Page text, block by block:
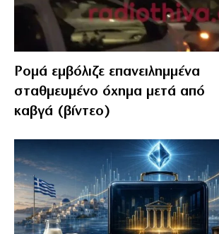
Ρομά εμβόλιζε επανειλημμένα
σταθμευμένο όχημα μετά από
καβγά (βίντεο)